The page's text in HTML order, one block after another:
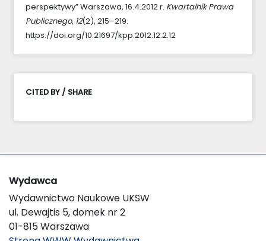
perspektywy” Warszawa, 16.4.2012 r. Kwartalnik Prawa
Publicznego, 12(2), 215–219.
https://doi.org/10.21697/kpp.2012.12.2.12
CITED BY / SHARE
Wydawca
Wydawnictwo Naukowe UKSW
ul. Dewajtis 5, domek nr 2
01-815 Warszawa